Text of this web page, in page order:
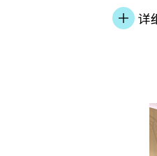
贫穷状
数，贫
贫政
「贫
详